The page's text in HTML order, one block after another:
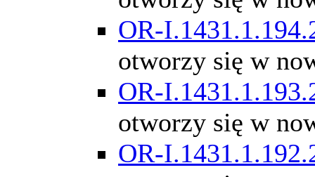
OR-
otworzy się w
OR-
otworzy się w
OR-